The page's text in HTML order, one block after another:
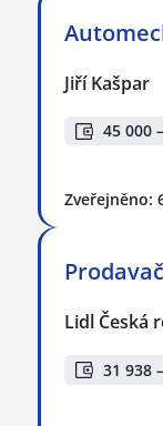
Jiří Kašpar
45 000
Zveřejněno:
Lidl Česká
31 938